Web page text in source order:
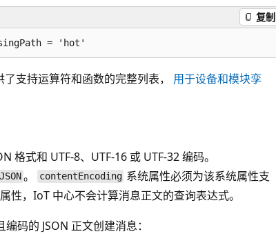
复制
了支持运算符和函数的完整列表， 用于设备和模块孪
格式和 UTF-8、UTF-16 或 UTF-32 编码。
。 contentEncoding 系统属性必须为该系统属性支
性，IoT 中心不会计算消息正文的查询表达式。
码的 JSON 正文创建消息：